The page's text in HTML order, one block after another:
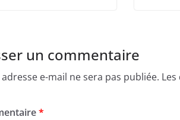
un commentaire
e-mail ne sera pas publiée.
*